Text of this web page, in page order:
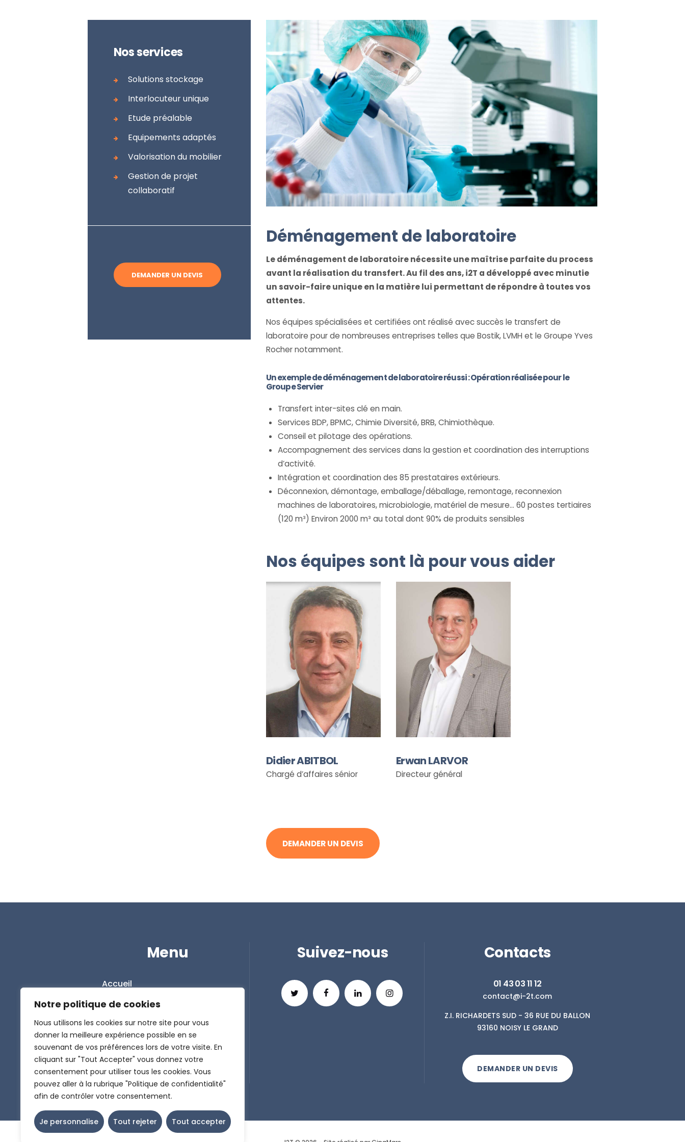
Notre politique de cookies
Nous utilisons les cookies sur notre site pour vous
donner la meilleure expérience possible en se
souvenant de vos préférences lors de votre visite. En
cliquant sur "Tout Accepter" vous donnez votre
consentement pour utiliser tous les cookies. Vous
pouvez aller à la rubrique "Politique de confidentialité"
afin de contrôler votre consentement.
Je personnalise Tout rejeter Tout accepter
Déménagement de laboratoire
Le déménagement de laboratoire nécessite une maîtrise parfaite du process
avant la réalisation du transfert. Au fil des ans, i2T a développé avec minutie
un savoir-faire unique en la matière lui permettant de répondre à toutes vos
attentes.
Nos équipes spécialisées et certifiées ont réalisé avec succès le transfert de
laboratoire pour de nombreuses entreprises telles que Bostik, LVMH et le Groupe Yves
Rocher notamment.
Un exemple de déménagement de laboratoire réussi : Opération réalisée pour le
Groupe Servier
Transfert inter-sites clé en main.
Services BDP, BPMC, Chimie Diversité, BRB, Chimiothèque.
Conseil et pilotage des opérations.
Accompagnement des services dans la gestion et coordination des interruptions
d’activité.
Intégration et coordination des 85 prestataires extérieurs.
Déconnexion, démontage, emballage/déballage, remontage, reconnexion
machines de laboratoires, microbiologie, matériel de mesure… 60 postes tertiaires
(120 m³) Environ 2000 m³ au total dont 90% de produits sensibles
Nos équipes sont là pour vous aider
Didier ABITBOL
Chargé d’affaires sénior
Erwan LARVOR
Directeur général
DEMANDER UN DEVIS
Nos services
Solutions stockage
Interlocuteur unique
Etude préalable
Equipements adaptés
Valorisation du mobilier
Gestion de projet
collaboratif
DEMANDER UN DEVIS
Menu
Accueil
L’entreprise
Nos solutions
Le Blog
Contact
Politique de confidentialité
Suivez-nous Contacts
01 43 03 11 12
contact@i-2t.com
Z.I. RICHARDETS SUD - 36 RUE DU BALLON
93160 NOISY LE GRAND
DEMANDER UN DEVIS